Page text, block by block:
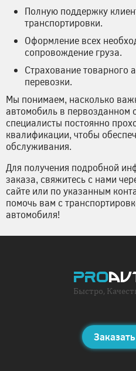
Полную поддержку
транспортировки.
Оформление всех
сопровождение груза.
Страхование товарного
перевозки.
Мы понимаем, насколько
автомобиль в первозданном
специалисты постоянно
квалификации, чтобы
обслуживания.
Для получения подробной
заказа, свяжитесь с нами
сайте или по указанным
помочь вам с
автомобиля!
Pro
Быстро,